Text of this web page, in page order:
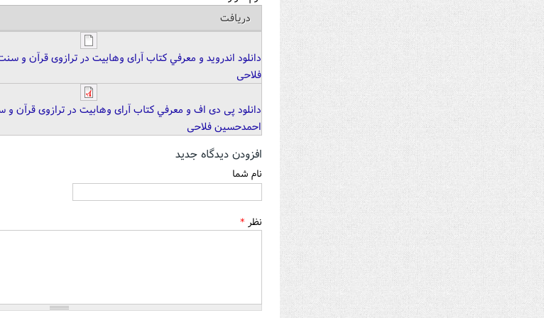
دریافت
دانلود اندروید و معرفي کتاب آرای وهابیت در ترازوی قرآن و
فلاحی
دانلود پی دی اف و معرفي کتاب آرای وهابیت در ترازوی قرآن و
احمدحسین فلاحی
افزودن دیدگاه جدید
نام شما
نظر *